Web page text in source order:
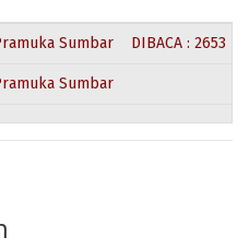
Sumbar DIBACA : 2653
Sumbar